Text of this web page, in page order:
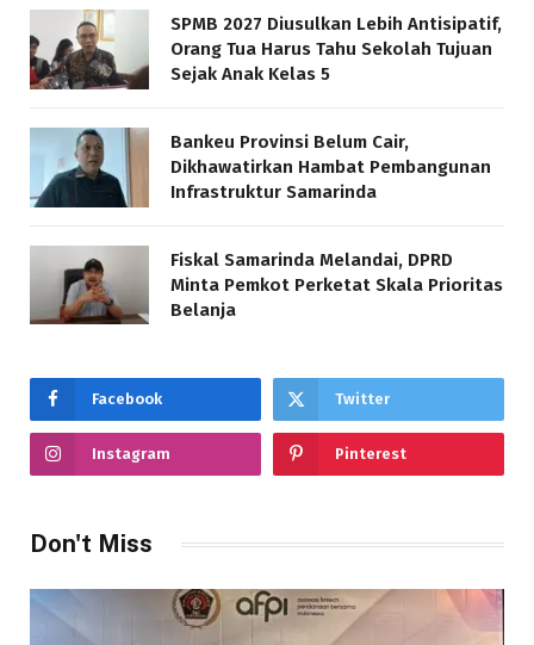
SPMB 2027 Diusulkan Lebih Antisipatif,
Orang Tua Harus Tahu Sekolah Tujuan
Sejak Anak Kelas 5
Bankeu Provinsi Belum Cair,
Dikhawatirkan Hambat Pembangunan
Infrastruktur Samarinda
Fiskal Samarinda Melandai, DPRD
Minta Pemkot Perketat Skala Prioritas
Belanja
Facebook Twitter
Instagram Pinterest
Don't Miss